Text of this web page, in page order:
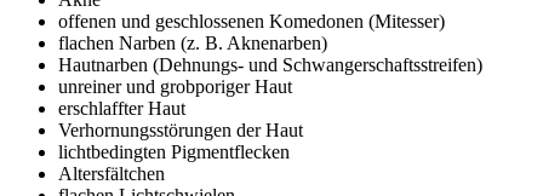
offenen und geschlossenen Komedonen (Mitesser)
flachen Narben (z. B. Aknenarben)
Hautnarben (Dehnungs- und Schwangerschaftsstreifen)
unreiner und grobporiger Haut
erschlaffter Haut
Verhornungsstörungen der Haut
lichtbedingten Pigmentflecken
Altersfältchen